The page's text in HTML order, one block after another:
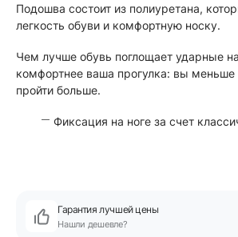
Подошва состоит из полиуретана,
легкость обуви и комфортную носку.
Чем лучше обувь поглощает ударные
комфортнее ваша прогулка: вы
пройти больше.
Фиксация на ноге за счет
Гарантия лучшей цены
Нашли дешевле?